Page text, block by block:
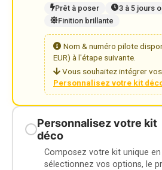
Prêt à poser
3 à 5 jours
Finition brillante
Nom & numéro pilote
EUR) à l'étape suivante.
Vous souhaitez intégrer
Personnalisez votre kit
Personnalisez votre kit
déco
Composez votre kit unique
sélectionnez vos options, le